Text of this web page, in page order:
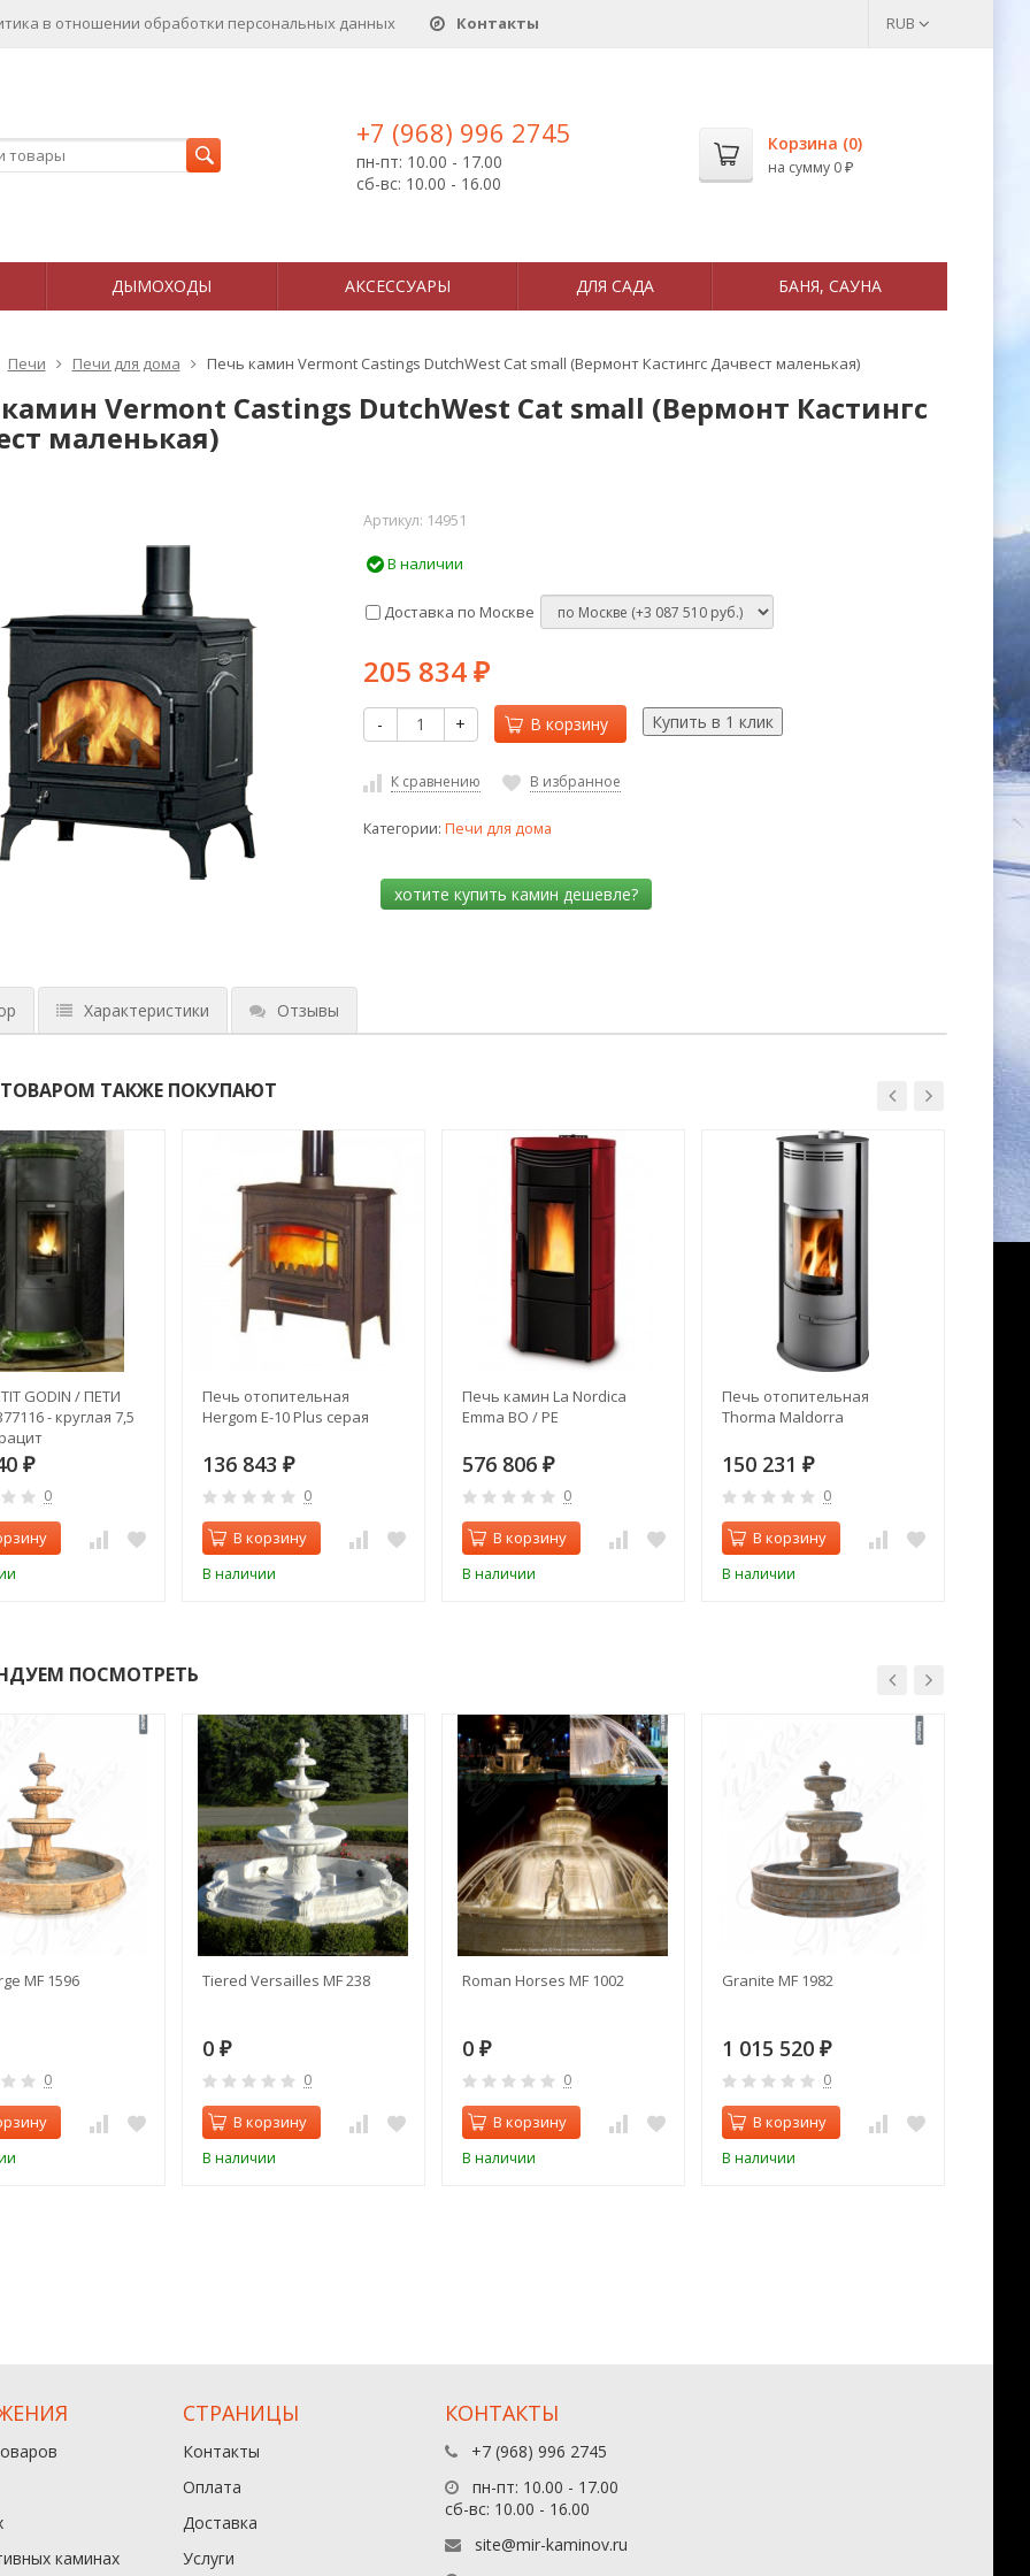
в отношении обработки персональных данныx Контакты RUB
+7 (968) 996 2745
пн-пт: 10.00 - 17.00
сб-вс: 10.00 - 16.00
Корзина (0)
на сумму 0 ₽
ДЫМОХОДЫ АКСЕССУАРЫ ДЛЯ САДА БАНЯ, САУНА
Печи Печи для дома Печь камин Vermont Castings DutchWest Cat small (Вермонт Кастингс Дачвест маленькая)
Vermont Castings DutchWest Cat small (Вермонт Кастингс
маленькая)
Артикул: 14951
В наличии
Доставка по Москве
205 834 ₽
- + В корзину
К сравнению В избранное
Категории: Печи для дома
Характеристики Отзывы
ТАКЖЕ ПОКУПАЮТ
GODIN / ПЕТИ
- круглая 7,5
₽
0
Печь отопительная
Hergom E-10 Plus серая
136 843 ₽
0
В корзину
В наличии
Печь камин La Nordica
Emma BO / PE
576 806 ₽
0
В корзину
В наличии
Печь отопительная
Thorma Maldorra
150 231 ₽
0
В корзину
В наличии
ПОСМОТРЕТЬ
MF 1596
0
Tiered Versailles MF 238
0 ₽
0
В корзину
В наличии
Roman Horses MF 1002
0 ₽
0
В корзину
В наличии
Granite MF 1982
1 015 520 ₽
0
В корзину
В наличии
каминах
СТРАНИЦЫ
Контакты
Оплата
Доставка
Услуги
КОНТАКТЫ
+7 (968) 996 2745
пн-пт: 10.00 - 17.00
сб-вс: 10.00 - 16.00
site@mir-kaminov.ru